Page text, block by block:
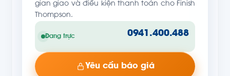
gian giao và điều kiện thanh toán cho Finish
Thompson.
Đang trực 0941.400.488
Yêu cầu báo giá